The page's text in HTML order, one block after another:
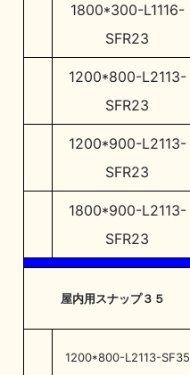
1800*300-L1116-
SFR23
1200*800-L2113-
SFR23
1200*900-L2113-
SFR23
1800*900-L2113-
SFR23
屋内用スナップ３５
1200*800-L2113-SF35